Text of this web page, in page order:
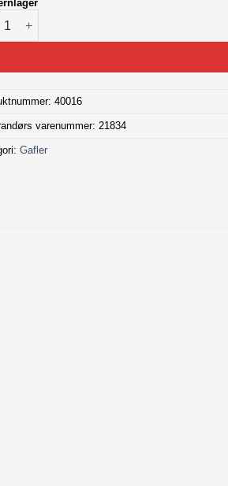
XCE28 26" Gaffel antall
40016
varenummer: 21834
Gafler